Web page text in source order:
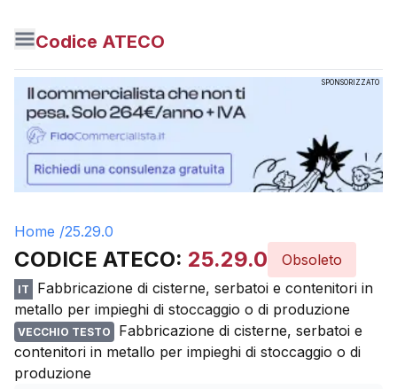
Codice ATECO
SPONSORIZZATO
Home /25.29.0
CODICE ATECO: 25.29.0 Obsoleto
IT
Fabbricazione di cisterne, serbatoi e contenitori in
metallo per impieghi di stoccaggio o di produzione
VECCHIO TESTO
Fabbricazione di cisterne, serbatoi e
contenitori in metallo per impieghi di stoccaggio o di
produzione